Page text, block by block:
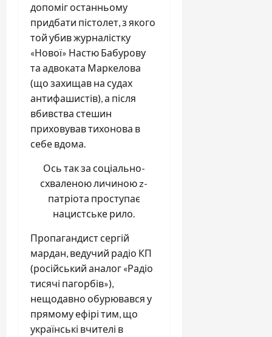
допоміг останньому
придбати пістолет, з якого
той убив журналістку
«Нової» Настю Бабурову
та адвоката Маркелова
(що захищав на судах
антифашистів), а після
вбивства стешин
приховував тихонова в
себе вдома.
Ось так за соціально-
схваленою личиною z-
патріота проступає
нацистське рило.
Пропагандист сергій
мардан, ведучий радіо КП
(російський аналог «Радіо
тисячі пагорбів»),
нещодавно обурювався у
прямому ефірі тим, що
українські вчителі в